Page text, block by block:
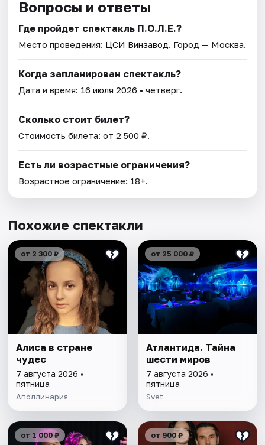
Вопросы и ответы
Где пройдет спектакль П.О.Л.Е.?
Место проведения: ЦСИ Винзавод. Город — Москва.
Когда запланирован спектакль?
Дата и время: 16 июля 2026 • четверг.
Сколько стоит билет?
Стоимость билета: от 2 500 ₽.
Есть ли возрастные ограничения?
Возрастное ограничение: 18+.
Похожие спектакли
от 2 300 ₽
Алиса в стране
чудес
7 августа 2026 •
пятница
Аполлинария
от 25 000 ₽
Атлантида. Тайна
шести миров
7 августа 2026 •
пятница
Svet
от 1 000 ₽ от 900 ₽